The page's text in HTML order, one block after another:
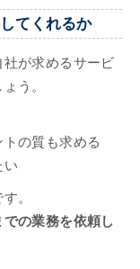
てくれるか
が求めるサービ
う。
の質も求める
い
。
の業務を依頼し